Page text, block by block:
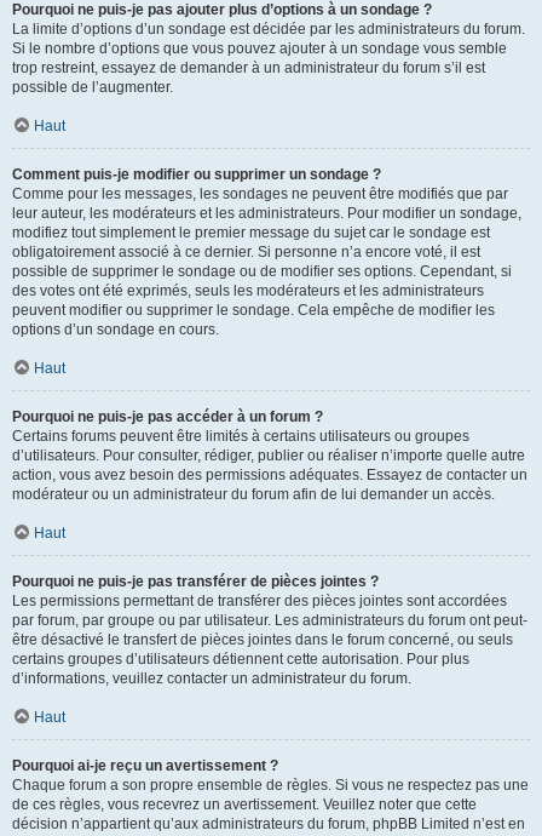
Pourquoi ne puis-je pas ajouter plus d’options à un sondage ?
La limite d’options d’un sondage est décidée par les administrateurs du forum.
Si le nombre d’options que vous pouvez ajouter à un sondage vous semble
trop restreint, essayez de demander à un administrateur du forum s’il est
possible de l’augmenter.
Haut
Comment puis-je modifier ou supprimer un sondage ?
Comme pour les messages, les sondages ne peuvent être modifiés que par
leur auteur, les modérateurs et les administrateurs. Pour modifier un sondage,
modifiez tout simplement le premier message du sujet car le sondage est
obligatoirement associé à ce dernier. Si personne n’a encore voté, il est
possible de supprimer le sondage ou de modifier ses options. Cependant, si
des votes ont été exprimés, seuls les modérateurs et les administrateurs
peuvent modifier ou supprimer le sondage. Cela empêche de modifier les
options d’un sondage en cours.
Haut
Pourquoi ne puis-je pas accéder à un forum ?
Certains forums peuvent être limités à certains utilisateurs ou groupes
d’utilisateurs. Pour consulter, rédiger, publier ou réaliser n’importe quelle autre
action, vous avez besoin des permissions adéquates. Essayez de contacter un
modérateur ou un administrateur du forum afin de lui demander un accès.
Haut
Pourquoi ne puis-je pas transférer de pièces jointes ?
Les permissions permettant de transférer des pièces jointes sont accordées
par forum, par groupe ou par utilisateur. Les administrateurs du forum ont peut-
être désactivé le transfert de pièces jointes dans le forum concerné, ou seuls
certains groupes d’utilisateurs détiennent cette autorisation. Pour plus
d’informations, veuillez contacter un administrateur du forum.
Haut
Pourquoi ai-je reçu un avertissement ?
Chaque forum a son propre ensemble de règles. Si vous ne respectez pas une
de ces règles, vous recevrez un avertissement. Veuillez noter que cette
décision n’appartient qu’aux administrateurs du forum, phpBB Limited n’est en